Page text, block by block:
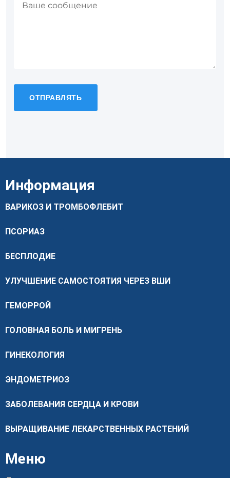
Информация
ВАРИКОЗ И ТРОМБОФЛЕБИТ
ПСОРИАЗ
БЕСПЛОДИЕ
УЛУЧШЕНИЕ САМОСТОЯТИЯ ЧЕРЕЗ ВШИ
ГЕМОРРОЙ
ГОЛОВНАЯ БОЛЬ И МИГРЕНЬ
ГИНЕКОЛОГИЯ
ЭНДОМЕТРИОЗ
ЗАБОЛЕВАНИЯ СЕРДЦА И КРОВИ
ВЫРАЩИВАНИЕ ЛЕКАРСТВЕННЫХ РАСТЕНИЙ
Меню